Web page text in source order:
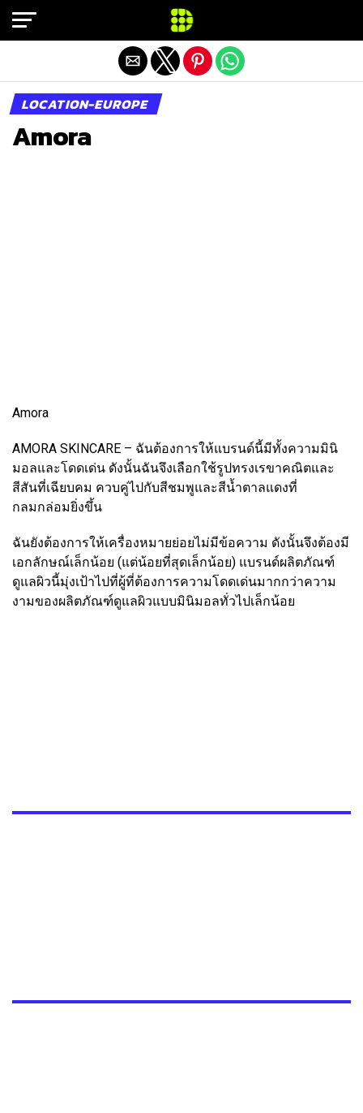
LOCATION-EUROPE
Amora
Amora
AMORA SKINCARE – ฉันต้องการให้แบรนด์นี้มีทั้งความมินิ
มอลและโดดเด่น ดังนั้นฉันจึงเลือกใช้รูปทรงเรขาคณิตและ
สีสันที่เฉียบคม ควบคู่ไปกับสีชมพูและสีน้ำตาลแดงที่
กลมกล่อมยิ่งขึ้น
ฉันยังต้องการให้เครื่องหมายย่อยไม่มีข้อความ ดังนั้นจึงต้องมี
เอกลักษณ์เล็กน้อย (แต่น้อยที่สุดเล็กน้อย) แบรนด์ผลิตภัณฑ์
ดูแลผิวนี้มุ่งเป้าไปที่ผู้ที่ต้องการความโดดเด่นมากกว่าความ
งามของผลิตภัณฑ์ดูแลผิวแบบมินิมอลทั่วไปเล็กน้อย
Exit mobile version